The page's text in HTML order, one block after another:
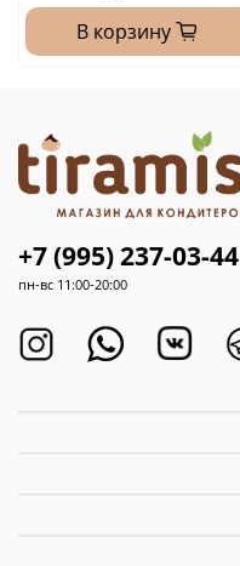
В корзину
+7 (995) 237-03-44
пн-вс 11:00-20:00